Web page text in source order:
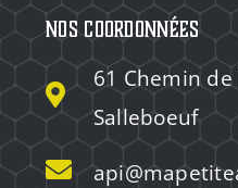
Nos coordonnées
61 Chemin
Salleboeuf